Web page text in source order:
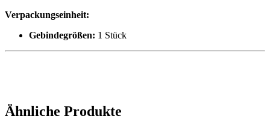
Verpackungseinheit:
Gebindegrößen: 1 Stück
Ähnliche Produkte